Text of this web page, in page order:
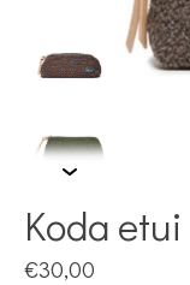
Koda
€30,00